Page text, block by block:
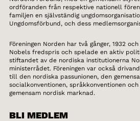
ordföranden från respektive nationell
familjen en självständig
Ungdomsförbund, och dess
Föreningen Norden har två gånger, 1932
Nobels fredspris och spelade en aktiv
stiftandet av de nordiska institutionerna
ministerrådet. Föreningen var också
till den nordiska passunionen, den
socialkonventionen, språkkonventionen
gemensam nordisk marknad.
BLI MEDLEM